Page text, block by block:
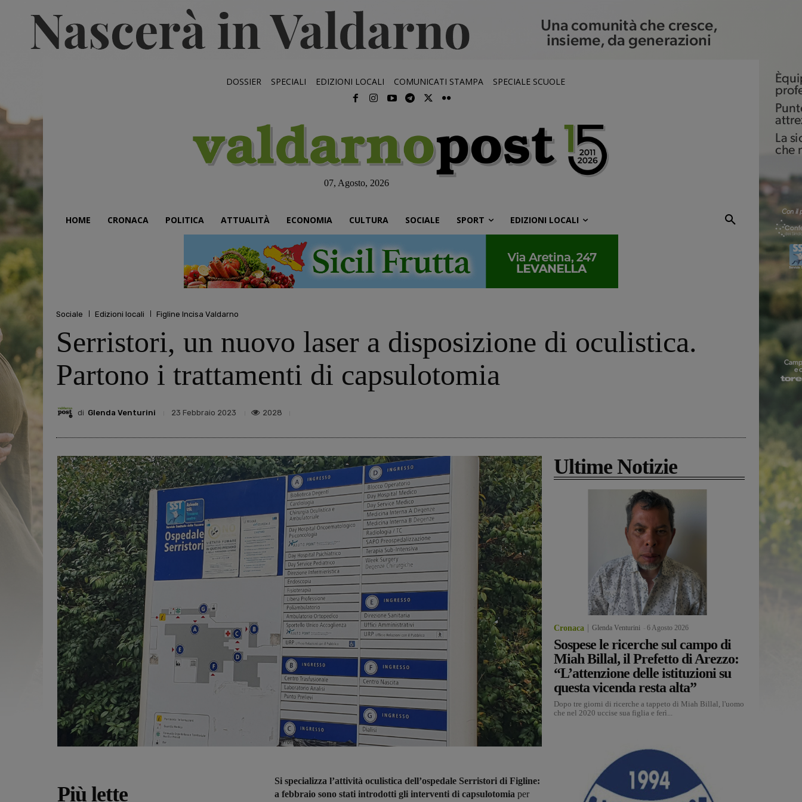
DOSSIER SPECIALI EDIZIONI LOCALI COMUNICATI STAMPA SPECIALE SCUOLE
07, Agosto, 2026
HOME CRONACA POLITICA ATTUALITÀ ECONOMIA CULTURA SOCIALE SPORT EDIZIONI LOCALI
Sociale Edizioni locali Figline Incisa Valdarno
Serristori, un nuovo laser a disposizione di oculistica.
Partono i trattamenti di capsulotomia
di Glenda Venturini 23 Febbraio 2023 2028
Più lette
Si specializza l’attività oculistica dell’ospedale Serristori di Figline:
a febbraio sono stati introdotti gli interventi di capsulotomia per
Ultime Notizie
Cronaca Glenda Venturini 6 Agosto 2026
Sospese le ricerche sul campo di
Miah Billal, il Prefetto di Arezzo:
“L’attenzione delle istituzioni su
questa vicenda resta alta”
Dopo tre giorni di ricerche a tappeto di Miah Billal, l'uomo
che nel 2020 uccise sua figlia e ferì...